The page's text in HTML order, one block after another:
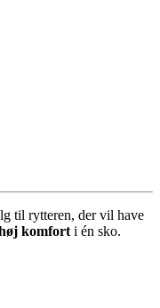
til rytteren, der vil have
komfort i én sko.